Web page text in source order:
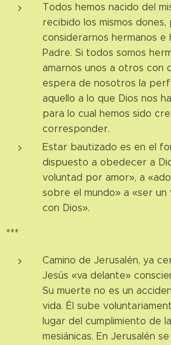
Todos hemos nacido del
recibido los mismos
considerarnos hermanos e
Padre. Si todos somos
amarnos unos a otros con
espera de nosotros la
aquello a lo que Dios nos
para lo cual hemos sido
corresponder.
Estar bautizado es en el
dispuesto a obedecer a
voluntad por amor», a
sobre el mundo» a «ser
con Dios».
***
Camino de Jerusalén, ya
Jesús «va delante»
Su muerte no es un
vida. Él sube
lugar del cumplimiento de
mesiánicas. En Jerusalén